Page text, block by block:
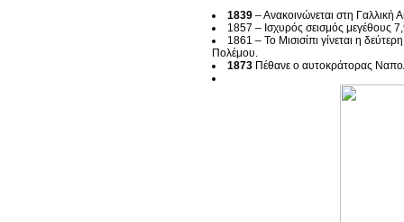
1839 – Ανακοινώνεται στη
1857 – Ισχυρός σεισμός μεγέθους
1861 – Το Μισισίπι γίνεται η
Πολέμου.
1873 Πέθανε ο αυτοκράτορας